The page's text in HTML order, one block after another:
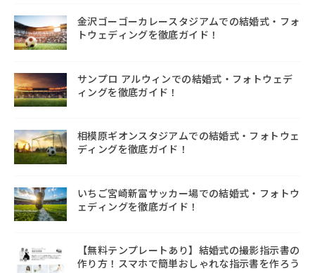
金沢ゴーゴーカレースタジアムでの結婚式・フォ
トウェディングを徹底ガイド！
サンプロ アルウィンでの結婚式・フォトウェデ
ィングを徹底ガイド！
相模原ギオンスタジアムでの結婚式・フォトウェ
ディングを徹底ガイド！
いちご宮崎新富サッカー場での結婚式・フォトウ
ェディングを徹底ガイド！
【無料テンプレートあり】結婚式の撮影指示書の
作り方！スマホで簡単おしゃれな指示書を作ろう